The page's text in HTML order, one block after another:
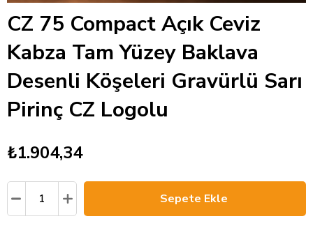
CZ 75 Compact Açık Ceviz
Kabza Tam Yüzey Baklava
Desenli Köşeleri Gravürlü Sarı
Pirinç CZ Logolu
₺1.904,34